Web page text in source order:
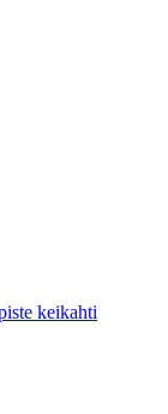
keikahti